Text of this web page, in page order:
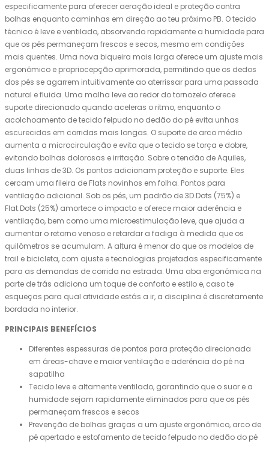
especificamente para oferecer aeração ideal e proteção contra
bolhas enquanto caminhas em direção ao teu próximo PB. O tecido
técnico é leve e ventilado, absorvendo rapidamente a humidade para
que os pés permaneçam frescos e secos, mesmo em condições
mais quentes. Uma nova biqueira mais larga oferece um ajuste mais
ergonômico e propriocepção aprimorada, permitindo que os dedos
dos pés se agarrem intuitivamente ao aterrissar para uma passada
natural e fluida. Uma malha leve ao redor do tornozelo oferece
suporte direcionado quando aceleras o ritmo, enquanto o
acolchoamento de tecido felpudo no dedão do pé evita unhas
escurecidas em corridas mais longas. O suporte de arco médio
aumenta a microcirculação e evita que o tecido se torça e dobre,
evitando bolhas dolorosas e irritação. Sobre o tendão de Aquiles,
duas linhas de 3D. Os pontos adicionam proteção e suporte. Eles
cercam uma fileira de Flats novinhos em folha. Pontos para
ventilação adicional. Sob os pés, um padrão de 3D.Dots (75%) e
Flat.Dots (25%) amortece o impacto e oferece maior aderência e
ventilação, bem como uma microestimulação leve, que ajuda a
aumentar o retorno venoso e retardar a fadiga à medida que os
quilômetros se acumulam. A altura é menor do que os modelos de
trail e bicicleta, com ajuste e tecnologias projetadas especificamente
para as demandas de corrida na estrada. Uma aba ergonômica na
parte de trás adiciona um toque de conforto e estilo e, caso te
esqueças para qual atividade estás a ir, a disciplina é discretamente
bordada no interior.
PRINCIPAIS BENEFÍCIOS
Diferentes espessuras de pontos para proteção direcionada
em áreas-chave e maior ventilação e aderência do pé na
sapatilha
Tecido leve e altamente ventilado, garantindo que o suor e a
humidade sejam rapidamente eliminados para que os pés
permaneçam frescos e secos
Prevenção de bolhas graças a um ajuste ergonômico, arco de
pé apertado e estofamento de tecido felpudo no dedão do pé